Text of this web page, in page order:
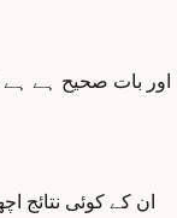
اور بات صحیح ہے ہے
ان کے کوئی نتائج